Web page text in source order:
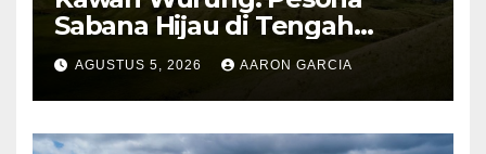
Sabana Hijau di Tengah
Pegunungan Bondowoso
AGUSTUS 5, 2026 AARON GARCIA